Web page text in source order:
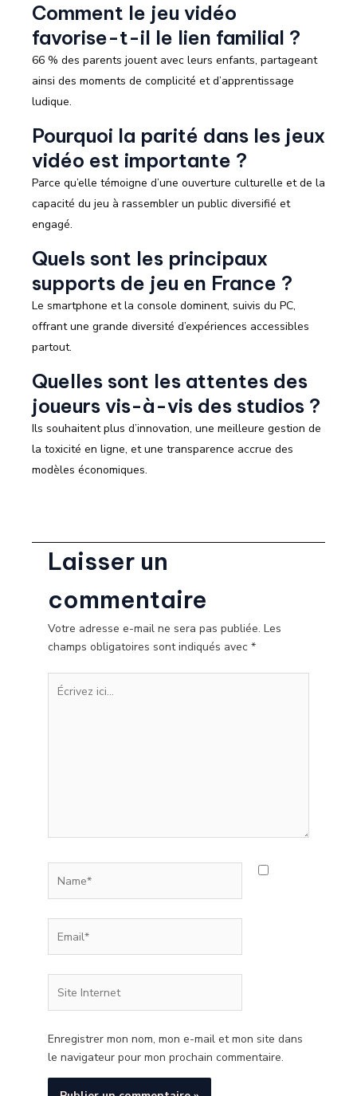
Comment le jeu vidéo
favorise-t-il le lien familial ?
66 % des parents jouent avec leurs enfants, partageant
ainsi des moments de complicité et d’apprentissage
ludique.
Pourquoi la parité dans les jeux
vidéo est importante ?
Parce qu’elle témoigne d’une ouverture culturelle et de la
capacité du jeu à rassembler un public diversifié et
engagé.
Quels sont les principaux
supports de jeu en France ?
Le smartphone et la console dominent, suivis du PC,
offrant une grande diversité d’expériences accessibles
partout.
Quelles sont les attentes des
joueurs vis-à-vis des studios ?
Ils souhaitent plus d’innovation, une meilleure gestion de
la toxicité en ligne, et une transparence accrue des
modèles économiques.
Laisser un
commentaire
Votre adresse e-mail ne sera pas publiée. Les
champs obligatoires sont indiqués avec *
Écrivez
ici…
Internet
Enregistrer mon nom, mon e-mail et mon site dans
le navigateur pour mon prochain commentaire.